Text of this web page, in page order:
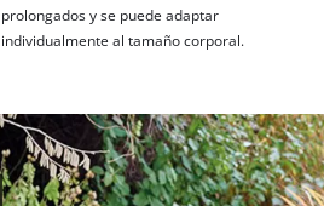
prolongados y se puede adaptar
individualmente al tamaño corporal.